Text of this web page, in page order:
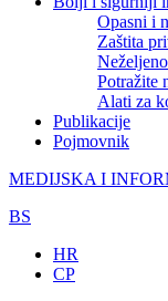
Opasni i
Zaštita
Potražite
Alati za
Publikacije
Pojmovnik
MEDIJSKA I
BS
HR
CP